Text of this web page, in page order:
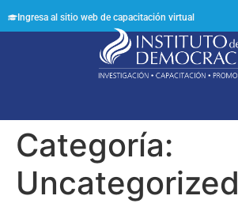
Ingresa al sitio web de capacitación virtual
Categoría:
Uncategorized